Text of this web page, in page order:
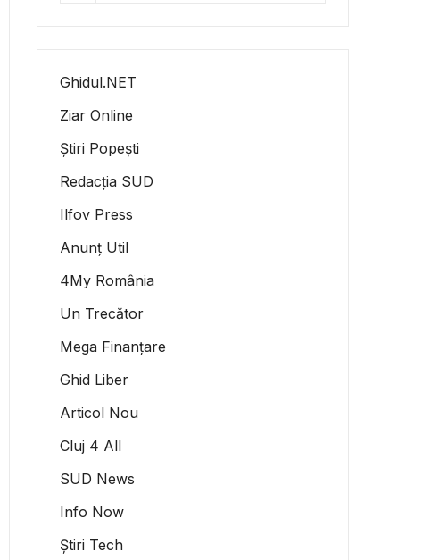
Ghidul.NET
Ziar Online
Știri Popești
Redacția SUD
Ilfov Press
Anunț Util
4My România
Un Trecător
Mega Finanțare
Ghid Liber
Articol Nou
Cluj 4 All
SUD News
Info Now
Știri Tech